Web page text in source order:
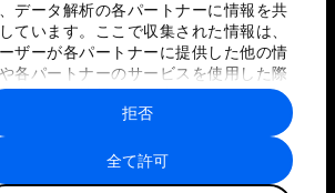
データ解析の各パートナーに情報を共
ています。ここで収集された情報は、
ザーが各パートナーに提供した他の情
各パートナーのサービスを使用した際
集された情報と組み合わされ、各パー
ーによって使用されることがありま
全て許可
拒否
バシーポリシーと利用規約
サイトマップ